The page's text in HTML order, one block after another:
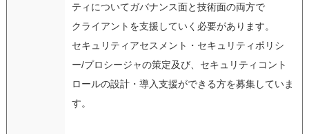
ティについてガバナンス面と技術面の両方で
クライアントを支援していく必要があります。
セキュリティアセスメント・セキュリティポリシ
ー/プロシージャの策定及び、セキュリティコント
ロールの設計・導入支援ができる方を募集していま
す。